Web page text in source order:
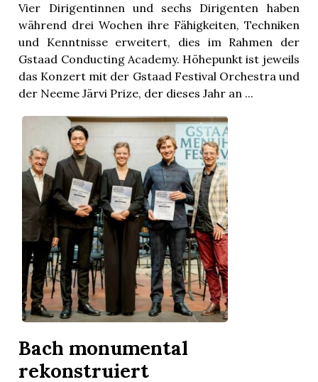
Vier Dirigentinnen und sechs Dirigenten haben
während drei Wochen ihre Fähigkeiten, Techniken
und Kenntnisse erweitert, dies im Rahmen der
Gstaad Conducting Academy. Höhepunkt ist jeweils
das Konzert mit der Gstaad Festival Orchestra und
der Neeme Järvi Prize, der dieses Jahr an ...
Bach monumental
rekonstruiert